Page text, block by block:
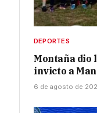
DEPORTES
Montaña dio
invicto a
6 de agosto de